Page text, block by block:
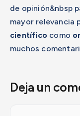
de opinión&nbsp
mayor relevancia
científico como
muchos
Deja un